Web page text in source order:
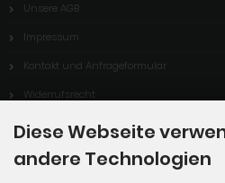
Unsere AGB
Impressum
Kontakt und Anfrageformular
Widerrufsrecht
Vertrag Widerrufen
Cookie Einstellungen
Diese Webseite
andere Technologien